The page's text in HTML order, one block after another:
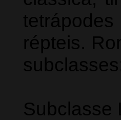
répteis.
Subclasse